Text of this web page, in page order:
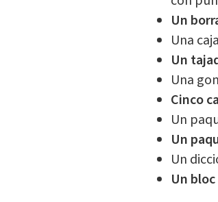
Un
Una
Un
Una
Cinco
Un
Un
Un
Un